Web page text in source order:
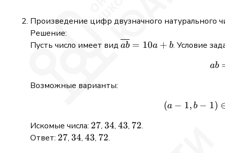
Произведение цифр двузначного натурального
Решение:
Пусть число имеет вид \overline{ab}
ab = 10a + b. Условие
ab
Возможные варианты:
(a − 1, b − 1)
Искомые числа: 27
27, 34
34, 43
43, 72
72.
Ответ: 27
27, 34
34, 43
43, 72
72.